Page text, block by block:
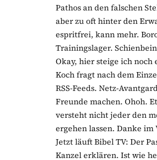
Pathos an den falschen
aber zu oft hinter den
espritfrei, kann mehr.
Trainingslager.
Okay, hier steige ich noch
Koch fragt nach dem
RSS-Feeds. Netz-
Freunde machen. Ohoh.
versteht nicht jeder den
ergehen lassen. Danke im
Jetzt läuft Bibel TV: Der
Kanzel erklären. Ist wie